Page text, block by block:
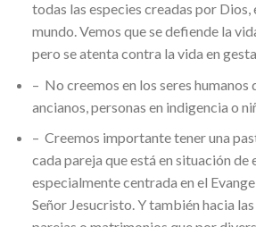
todas las especies creadas por Dios,
mundo. Vemos que se defiende la
pero se atenta contra la vida en
– No creemos en los seres humanos
ancianos, personas en indigencia o
– Creemos importante tener una
cada pareja que está en situación de
especialmente centrada en el
Señor Jesucristo. Y también hacia